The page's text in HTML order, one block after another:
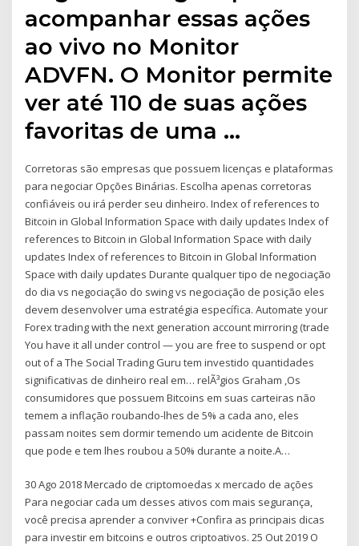
acompanhar essas ações
ao vivo no Monitor
ADVFN. O Monitor permite
ver até 110 de suas ações
favoritas de uma …
Corretoras são empresas que possuem licenças e plataformas
para negociar Opções Binárias. Escolha apenas corretoras
confiáveis ou irá perder seu dinheiro. Index of references to
Bitcoin in Global Information Space with daily updates Index of
references to Bitcoin in Global Information Space with daily
updates Index of references to Bitcoin in Global Information
Space with daily updates Durante qualquer tipo de negociação
do dia vs negociação do swing vs negociação de posição eles
devem desenvolver uma estratégia específica. Automate your
Forex trading with the next generation account mirroring (trade
You have it all under control — you are free to suspend or opt
out of a The Social Trading Guru tem investido quantidades
significativas de dinheiro real em… relÃ³gios Graham ,Os
consumidores que possuem Bitcoins em suas carteiras não
temem a inflação roubando-lhes de 5% a cada ano, eles
passam noites sem dormir temendo um acidente de Bitcoin
que pode e tem lhes roubou a 50% durante a noite.A…
30 Ago 2018 Mercado de criptomoedas x mercado de ações
Para negociar cada um desses ativos com mais segurança,
você precisa aprender a conviver +Confira as principais dicas
para investir em bitcoins e outros criptoativos. 25 Out 2019 O